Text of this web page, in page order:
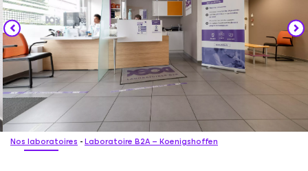
Nos laboratoires - Laboratoire B2A – Koenigshoffen